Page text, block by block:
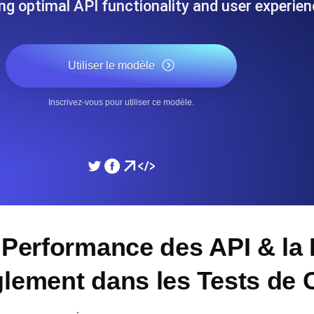
de votre site Web. Surveiller la vitesse et
SSL Monitoring
depuis 26 régions. Monitoring as Code
Moniteurs en YAML, JS et
optimal API functionality and user
Utiliser le modèle
Inscrivez-vous pour utiliser ce modèle.
des API & la
dans les Tests de